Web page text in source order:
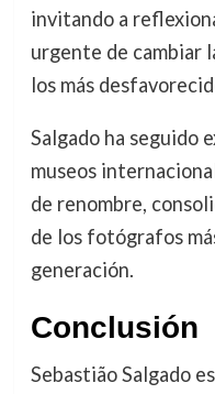
invitando a
urgente de cambiar
los más
Salgado ha seguido
museos
de renombre,
de los fotógrafos
generación.
Conclusión
Sebastião Salgado